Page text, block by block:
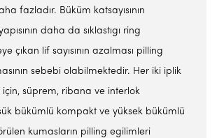
fazladır. Büküm katsayısının
daha da sıklastıgı ring
çıkan lif sayısının azalması pilling
sebebi olabilmektedir. Her iki iplik
için, süprem, ribana ve interlok
bükümlü kompakt ve yüksek bükümlü
kumasların pilling egilimleri